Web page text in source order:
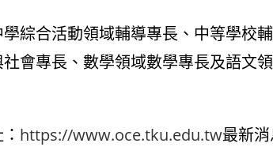
綜合活動領域輔導專長、中等學校
會專長、數學領域數學專長及語文
https://www.oce.tku.edu.tw最新